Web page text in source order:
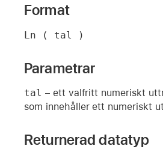
Format
Ln ( tal )
Parametrar
tal – ett valfritt numeriskt
som innehåller ett numeriskt
Returnerad datatyp